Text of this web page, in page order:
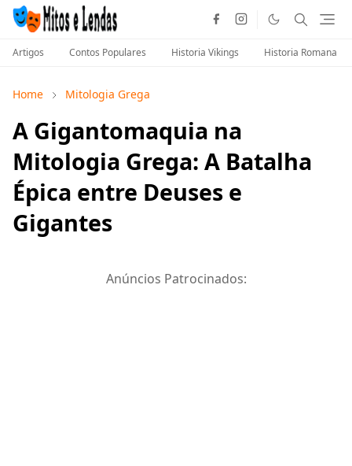
Artigos Contos Populares Historia Vikings Historia Romana
Home Mitologia Grega
A Gigantomaquia na
Mitologia Grega: A Batalha
Épica entre Deuses e
Gigantes
Anúncios Patrocinados: